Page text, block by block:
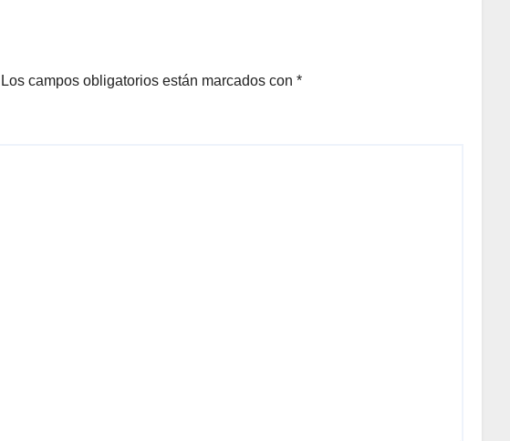
Los campos obligatorios están marcados con *